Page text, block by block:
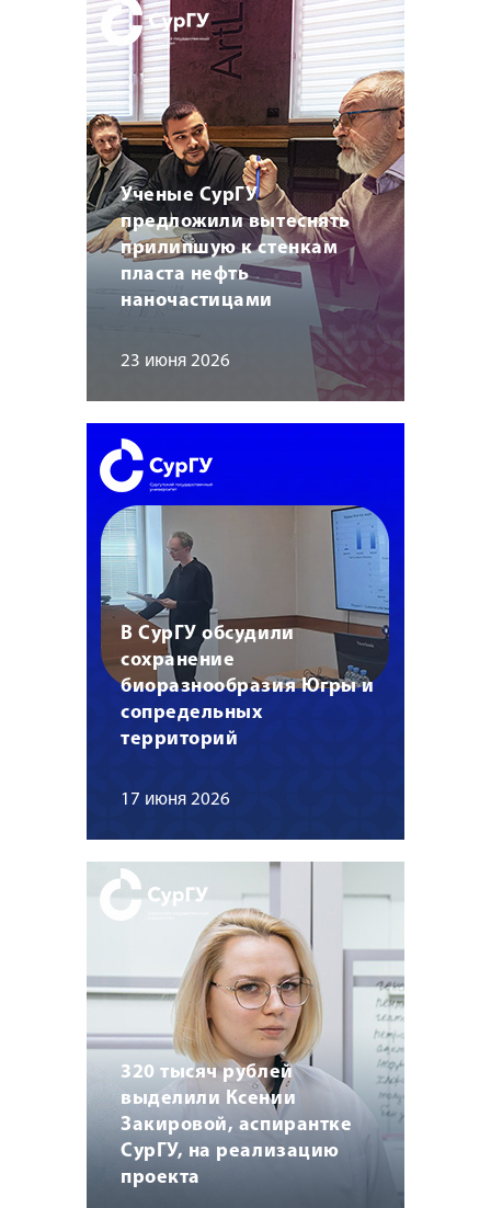
Ученые СурГУ
предложили вытеснять
прилипшую к стенкам
пласта нефть
наночастицами
23 июня 2026
В СурГУ обсудили
сохранение
биоразнообразия Югры и
сопредельных
территорий
17 июня 2026
320 тысяч рублей
выделили Ксении
Закировой, аспирантке
СурГУ, на реализацию
проекта